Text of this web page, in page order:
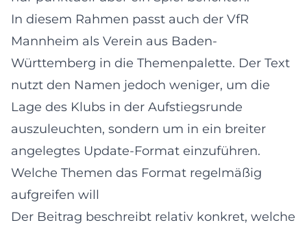
In diesem Rahmen passt auch der VfR
Mannheim als Verein aus Baden-
Württemberg in die Themenpalette. Der Text
nutzt den Namen jedoch weniger, um die
Lage des Klubs in der Aufstiegsrunde
auszuleuchten, sondern um in ein breiter
angelegtes Update-Format einzuführen.
Welche Themen das Format regelmäßig
aufgreifen will
Der Beitrag beschreibt relativ konkret, welche